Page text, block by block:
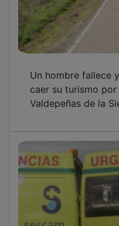
Un hombre fallece
caer su turismo
Valdepeñas de la